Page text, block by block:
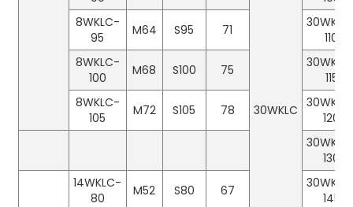
30WKLC
8WKLC-
95
M64 S95 71
110
8WKLC-
100
M68 S100 75
115
8WKLC-
105
M72 S105 78
120
130
14WKLC-
80
M52 S80 67
145